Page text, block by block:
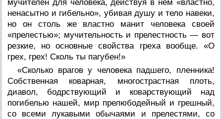
мучителен для человека, действуя в нем «властно,
ненасытно и гибельно», убивая душу и тело навеки,
но он столь же властно манит человека своей
«прелестью»; мучительность и прелестность— вот
резкие, но основные свойства греха вообще. «О
грех, грех! Сколь ты пагубен!»
«Сколько врагов у человека падшего, пленника!
Собственная коварная, многострастная плоть,
диавол, бодрствующий и коварствующий над
погибелью нашей, мир прелюбодейный и грешный,
со всеми лукавыми обычаями и прелестями, со